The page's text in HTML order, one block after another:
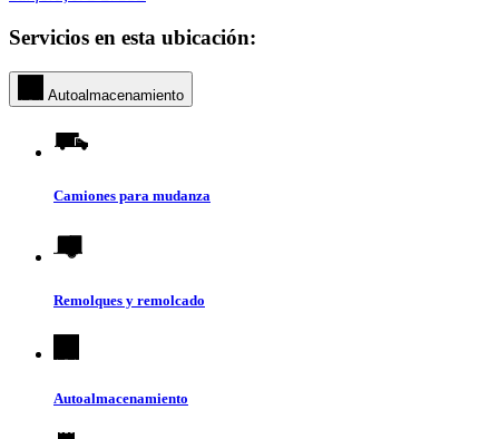
Servicios en esta ubicación:
Autoalmacenamiento
Camiones para mudanza
Remolques y remolcado
Autoalmacenamiento